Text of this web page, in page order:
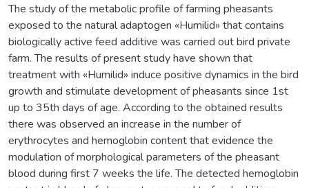
The study of the metabolic profile of farming pheasants
exposed to the natural adaptogen «Humilid» that contains
biologically active feed additive was carried out bird private
farm. The results of present study have shown that
treatment with «Humilid» induce positive dynamics in the bird
growth and stimulate development of pheasants since 1st
up to 35th days of age. According to the obtained results
there was observed an increase in the number of
erythrocytes and hemoglobin content that evidence the
modulation of morphological parameters of the pheasant
blood during first 7 weeks the life. The detected hemoglobin